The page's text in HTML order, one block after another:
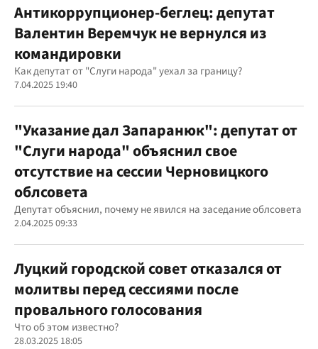
Антикоррупционер-беглец: депутат
Валентин Веремчук не вернулся из
командировки
Как депутат от "Слуги народа" уехал за границу?
7.04.2025 19:40
"Указание дал Запаранюк": депутат от
"Слуги народа" объяснил свое
отсутствие на сессии Черновицкого
облсовета
Депутат объяснил, почему не явился на заседание облсовета
2.04.2025 09:33
Луцкий городской совет отказался от
молитвы перед сессиями после
провального голосования
Что об этом известно?
28.03.2025 18:05